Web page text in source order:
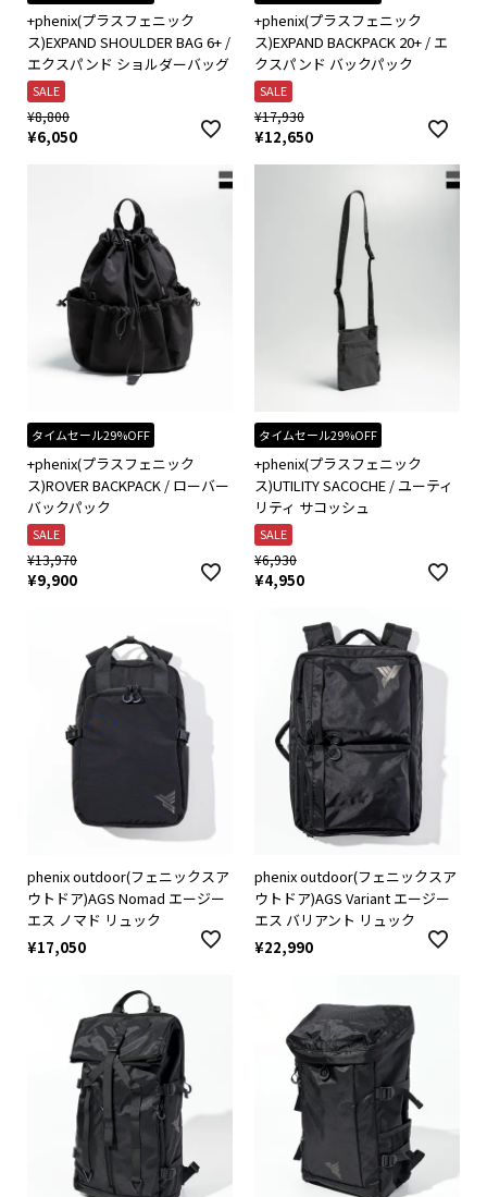
+phenix(プラスフェニック
ス)EXPAND SHOULDER BAG 6+ /
エクスパンド ショルダーバッグ
SALE
¥8,800
¥6,050
+phenix(プラスフェニック
ス)EXPAND BACKPACK 20+ / エ
クスパンド バックパック
SALE
¥17,930
¥12,650
タイムセール29%OFF
+phenix(プラスフェニック
ス)ROVER BACKPACK / ローバー
バックパック
SALE
¥13,970
¥9,900
タイムセール29%OFF
+phenix(プラスフェニック
ス)UTILITY SACOCHE / ユーティ
リティ サコッシュ
SALE
¥6,930
¥4,950
phenix outdoor(フェニックスア
ウトドア)AGS Nomad エージー
エス ノマド リュック
¥17,050
phenix outdoor(フェニックスア
ウトドア)AGS Variant エージー
エス バリアント リュック
¥22,990